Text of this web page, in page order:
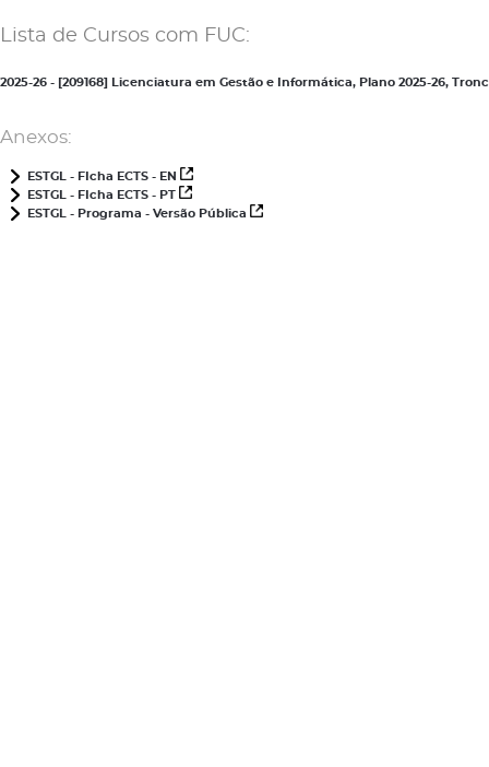
Lista de Cursos com FUC:
2025-26 - [209168] Licenciatura em Gestão e Informática, Plano 2025-26,
Anexos:
ESTGL - FIcha ECTS - EN
ESTGL - FIcha ECTS - PT
ESTGL - Programa - Versão Pública